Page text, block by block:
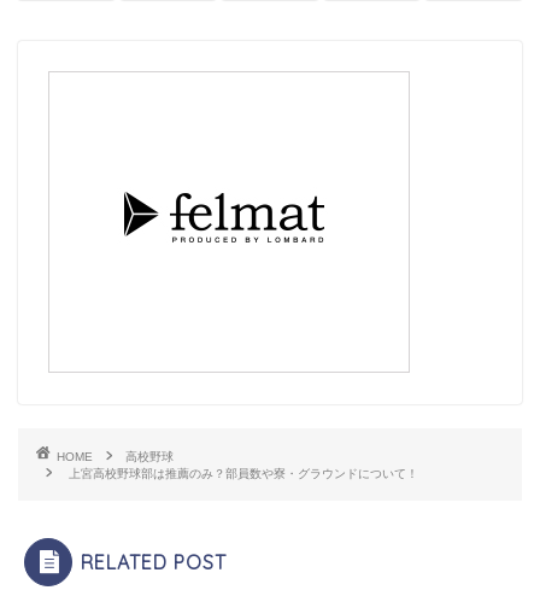
HOME
高校野球
上宮高校野球部は推薦のみ？部員数や寮・グラウンドについて！
RELATED POST